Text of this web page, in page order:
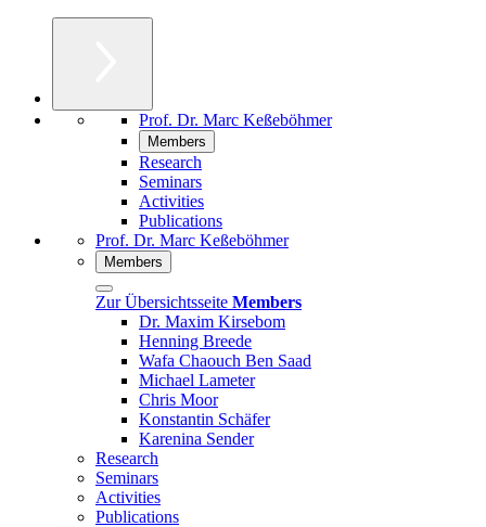
Prof. Dr. Marc Keßeböhmer
Members
Research
Seminars
Activities
Publications
Prof. Dr. Marc Keßeböhmer
Members
Zur Übersichtsseite Members
Dr. Maxim Kirsebom
Henning Breede
Wafa Chaouch Ben Saad
Michael Lameter
Chris Moor
Konstantin Schäfer
Karenina Sender
Research
Seminars
Activities
Publications